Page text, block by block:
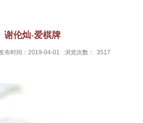
谢伦灿-爱棋牌
布时间：2019-04-01 浏览次数： 3517